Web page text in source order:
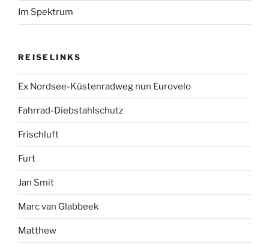
Im Spektrum
REISELINKS
Ex Nordsee-Küstenradweg nun Eurovelo
Fahrrad-Diebstahlschutz
Frischluft
Furt
Jan Smit
Marc van Glabbeek
Matthew